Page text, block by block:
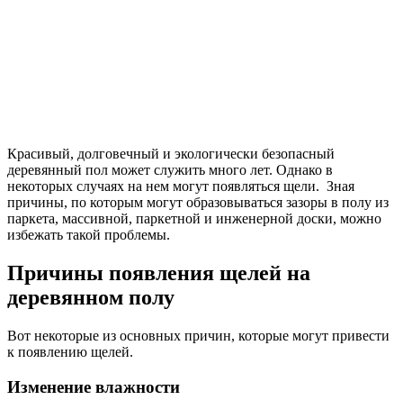
Красивый, долговечный и экологически безопасный
деревянный пол может служить много лет. Однако в
некоторых случаях на нем могут появляться щели. Зная
причины, по которым могут образовываться зазоры в полу из
паркета, массивной, паркетной и инженерной доски, можно
избежать такой проблемы.
Причины появления щелей на
деревянном полу
Вот некоторые из основных причин, которые могут привести
к появлению щелей.
Изменение влажности